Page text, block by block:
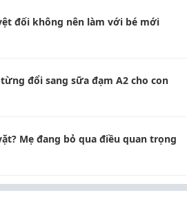
đối không nên làm với bé mới
đổi sang sữa đạm A2 cho con
Mẹ đang bỏ qua điều quan trọng